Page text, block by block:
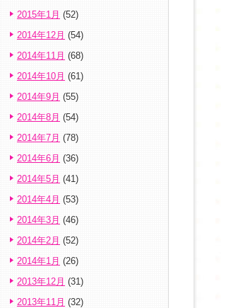
2015年1月 (52)
2014年12月 (54)
2014年11月 (68)
2014年10月 (61)
2014年9月 (55)
2014年8月 (54)
2014年7月 (78)
2014年6月 (36)
2014年5月 (41)
2014年4月 (53)
2014年3月 (46)
2014年2月 (52)
2014年1月 (26)
2013年12月 (31)
2013年11月 (32)